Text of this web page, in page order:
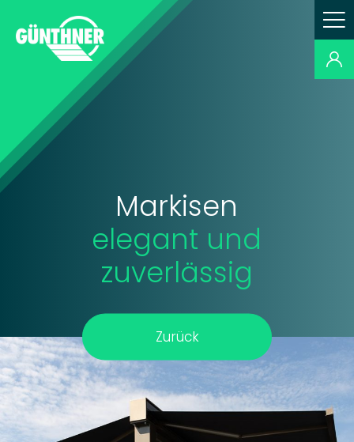
Markisen
elegant und
zuverlässig
Zurück